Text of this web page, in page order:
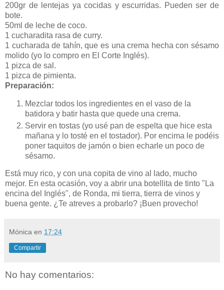
200gr de lentejas ya cocidas y escurridas. Pueden ser de
bote.
50ml de leche de coco.
1 cucharadita rasa de curry.
1 cucharada de tahín, que es una crema hecha con sésamo
molido (yo lo compro en El Corte Inglés).
1 pizca de sal.
1 pizca de pimienta.
Preparación:
Mezclar todos los ingredientes en el vaso de la
batidora y batir hasta que quede una crema.
Servir en tostas (yo usé pan de espelta que hice esta
mañana y lo tosté en el tostador). Por encima le podéis
poner taquitos de jamón o bien echarle un poco de
sésamo.
Está muy rico, y con una copita de vino al lado, mucho
mejor. En esta ocasión, voy a abrir una botellita de tinto "La
encina del Inglés", de Ronda, mi tierra, tierra de vinos y
buena gente. ¿Te atreves a probarlo? ¡Buen provecho!
Mónica en 17:24
Compartir
No hay comentarios: